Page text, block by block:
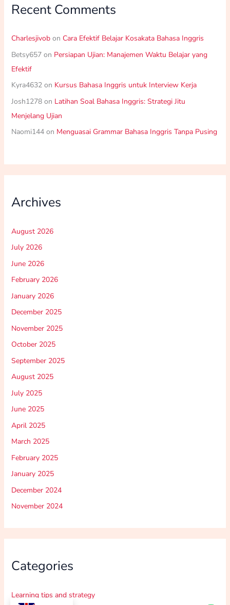
Recent Comments
Charlesjivobon Cara Efektif Belajar Kosakata Bahasa Inggris
Betsy657on Persiapan Ujian: Manajemen Waktu Belajar yang
Efektif
Kyra4632on Kursus Bahasa Inggris untuk Interview Kerja
Josh1278on Latihan Soal Bahasa Inggris: Strategi Jitu
Menjelang Ujian
Naomi144on Menguasai Grammar Bahasa Inggris Tanpa Pusing
Archives
August 2026
July 2026
June 2026
February 2026
January 2026
December 2025
November 2025
October 2025
September 2025
August 2025
July 2025
June 2025
April 2025
March 2025
February 2025
January 2025
December 2024
November 2024
Categories
Learning tips and strategy